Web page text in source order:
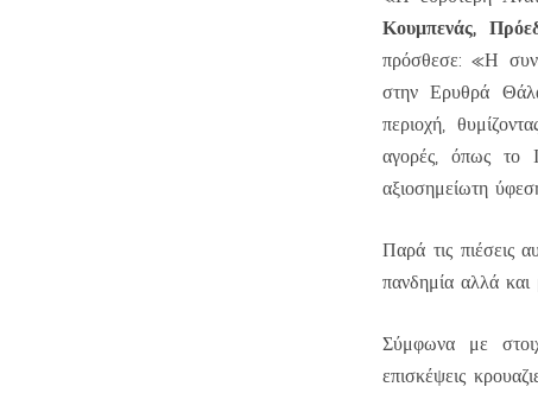
Κουμπενάς,
πρόσθεσε: «Η
στην Ερυθρά
περιοχή,
αγορές, όπως το
αξιοσημείωτη
Παρά τις πιέσεις
πανδημία αλλά
Σύμφωνα με
επισκέψεις